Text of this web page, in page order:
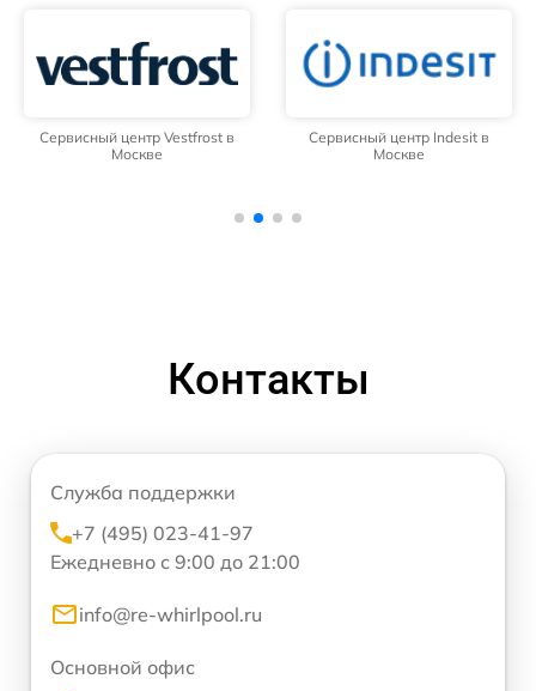
Сервисный центр Vestfrost в
Москве
Сервисный центр Indesit в
Москве
Контакты
Служба поддержки
+7 (495) 023-41-97
Ежедневно с 9:00 до 21:00
info@re-whirlpool.ru
Основной офис